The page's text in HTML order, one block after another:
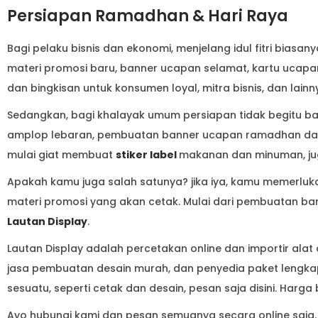
Persiapan Ramadhan & Hari Raya
Bagi pelaku bisnis dan ekonomi, menjelang idul fitri
materi promosi baru, banner ucapan selamat, kartu
dan bingkisan untuk konsumen loyal, mitra bisnis, dan
Sedangkan, bagi khalayak umum persiapan tidak begitu
amplop lebaran, pembuatan banner ucapan ramadhan
mulai giat membuat stiker label makanan dan minuman,
Apakah kamu juga salah satunya? jika iya, kamu
materi promosi yang akan cetak. Mulai dari pembuatan
Lautan Display.
Lautan Display adalah percetakan online dan importir
jasa pembuatan desain murah, dan penyedia paket
sesuatu, seperti cetak dan desain, pesan saja disini.
Ayo hubungi kami dan pesan semuanya secara online